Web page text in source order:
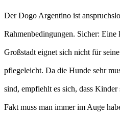
Der Dogo Argentino ist
Rahmenbedingungen. Sicher:
Großstadt eignet sich nicht für
pflegeleicht. Da die Hunde sehr
sind, empfiehlt es sich, dass
Fakt muss man immer im Auge